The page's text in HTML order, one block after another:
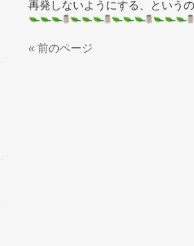
再発しないようにする、という
« 前のページ